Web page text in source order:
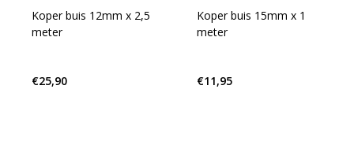
Koper buis 12mm x 2,5
meter
€25,90
Koper buis 15mm x 1
meter
€11,95